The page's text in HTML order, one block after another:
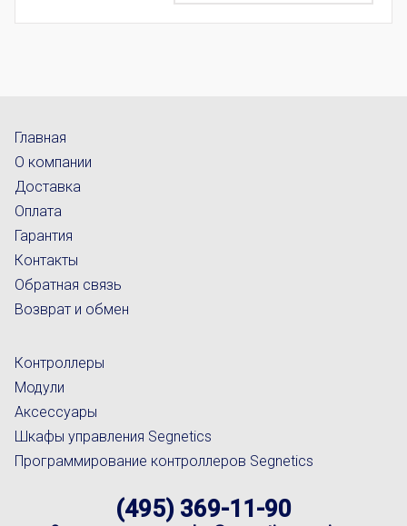
Главная
О компании
Доставка
Оплата
Гарантия
Контакты
Обратная связь
Возврат и обмен
Контроллеры
Модули
Аксессуары
Шкафы управления Segnetics
Программирование контроллеров Segnetics
(495) 369-11-90